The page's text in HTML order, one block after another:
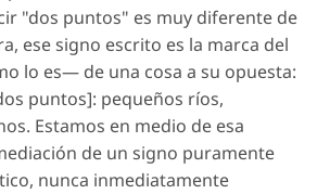
"dos puntos" es muy diferente de
ese signo escrito es la marca del
lo es— de una cosa a su opuesta:
puntos]: pequeños ríos,
Estamos en medio de esa
de un signo puramente
nunca inmediatamente